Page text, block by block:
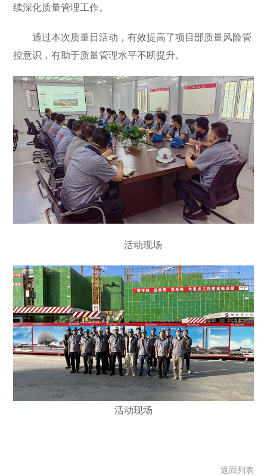
续深化质量管理工作。
通过本次质量日活动，有效提高了项目部质量风险管
控意识，有助于质量管理水平不断提升。
活动现场
活动现场
返回列表